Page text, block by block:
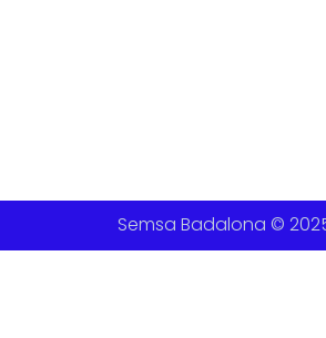
Semsa Badalona ©